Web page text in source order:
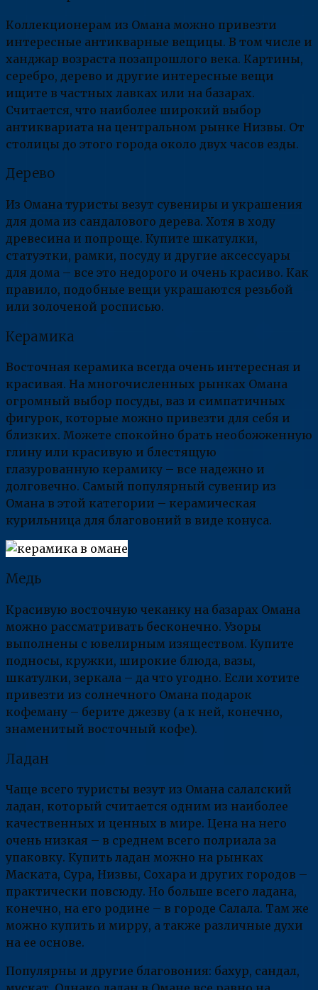
Коллекционерам из Омана можно привезти
интересные антикварные вещицы. В том числе и
ханджар возраста позапрошлого века. Картины,
серебро, дерево и другие интересные вещи
ищите в частных лавках или на базарах.
Считается, что наиболее широкий выбор
антиквариата на центральном рынке Низвы. От
столицы до этого города около двух часов езды.
Дерево
Из Омана туристы везут сувениры и украшения
для дома из сандалового дерева. Хотя в ходу
древесина и попроще. Купите шкатулки,
статуэтки, рамки, посуду и другие аксессуары
для дома – все это недорого и очень красиво. Как
правило, подобные вещи украшаются резьбой
или золоченой росписью.
Керамика
Восточная керамика всегда очень интересная и
красивая. На многочисленных рынках Омана
огромный выбор посуды, ваз и симпатичных
фигурок, которые можно привезти для себя и
близких. Можете спокойно брать необожженную
глину или красивую и блестящую
глазурованную керамику – все надежно и
долговечно. Самый популярный сувенир из
Омана в этой категории – керамическая
курильница для благовоний в виде конуса.
Медь
Красивую восточную чеканку на базарах Омана
можно рассматривать бесконечно. Узоры
выполнены с ювелирным изяществом. Купите
подносы, кружки, широкие блюда, вазы,
шкатулки, зеркала – да что угодно. Если хотите
привезти из солнечного Омана подарок
кофеману – берите джезву (а к ней, конечно,
знаменитый восточный кофе).
Ладан
Чаще всего туристы везут из Омана салалский
ладан, который считается одним из наиболее
качественных и ценных в мире. Цена на него
очень низкая – в среднем всего полриала за
упаковку. Купить ладан можно на рынках
Маската, Сура, Низвы, Сохара и других городов –
практически повсюду. Но больше всего ладана,
конечно, на его родине – в городе Салала. Там же
можно купить и мирру, а также различные духи
на ее основе.
Популярны и другие благовония: бахур, сандал,